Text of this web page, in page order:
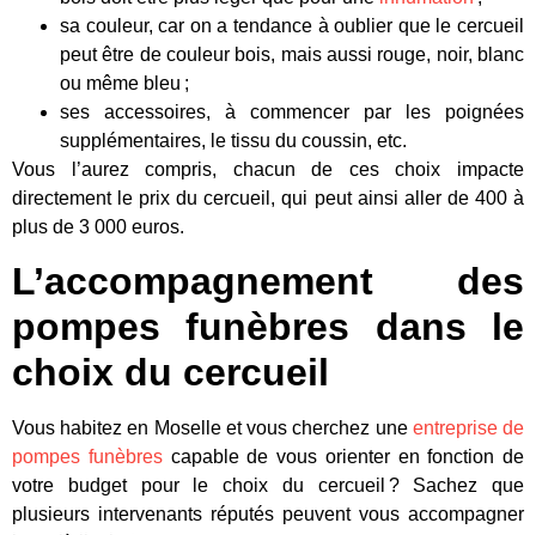
sa couleur, car on a tendance à oublier que le cercueil
peut être de couleur bois, mais aussi rouge, noir, blanc
ou même bleu ;
ses accessoires, à commencer par les poignées
supplémentaires, le tissu du coussin, etc.
Vous l’aurez compris, chacun de ces choix impacte
directement le prix du cercueil, qui peut ainsi aller de 400 à
plus de 3 000 euros.
L’accompagnement des
pompes funèbres dans le
choix du cercueil
Vous habitez en Moselle et vous cherchez uneentreprise de
pompes funèbrescapable de vous orienter en fonction de
votre budget pour le choix du cercueil ? Sachez que
plusieurs intervenants réputés peuvent vous accompagner